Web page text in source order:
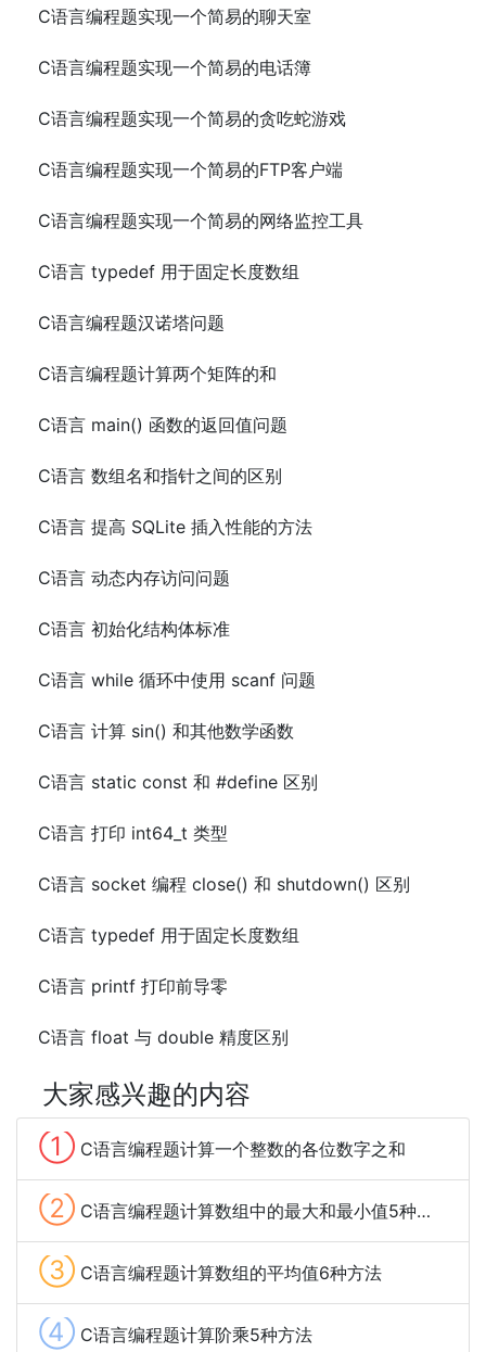
C语言编程题实现一个简易的聊天室
C语言编程题实现一个简易的电话簿
C语言编程题实现一个简易的贪吃蛇游戏
C语言编程题实现一个简易的FTP客户端
C语言编程题实现一个简易的网络监控工具
C语言 typedef 用于固定长度数组
C语言编程题汉诺塔问题
C语言编程题计算两个矩阵的和
C语言 main() 函数的返回值问题
C语言 数组名和指针之间的区别
C语言 提高 SQLite 插入性能的方法
C语言 动态内存访问问题
C语言 初始化结构体标准
C语言 while 循环中使用 scanf 问题
C语言 计算 sin() 和其他数学函数
C语言 static const 和 #define 区别
C语言 打印 int64_t 类型
C语言 socket 编程 close() 和 shutdown() 区别
C语言 typedef 用于固定长度数组
C语言 printf 打印前导零
C语言 float 与 double 精度区别
大家感兴趣的内容
① C语言编程题计算一个整数的各位数字之和
② C语言编程题计算数组中的最大和最小值5种方法
③ C语言编程题计算数组的平均值6种方法
④ C语言编程题计算阶乘5种方法